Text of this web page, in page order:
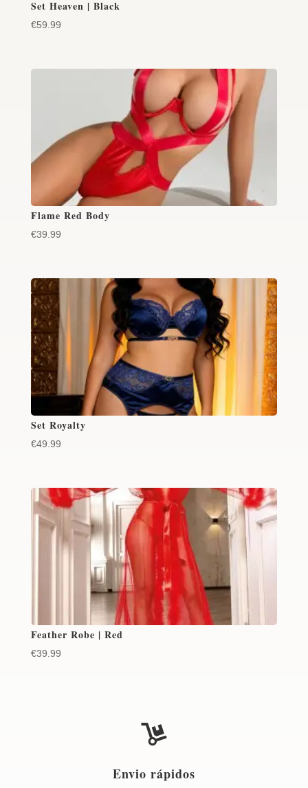
Set Heaven | Black
€59.99
Flame Red Body
€39.99
Set Royalty
€49.99
Feather Robe | Red
€39.99

Envio rápidos